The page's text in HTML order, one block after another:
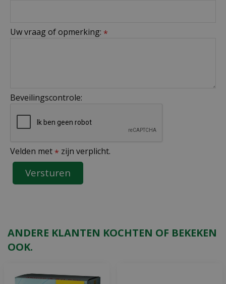
Uw vraag of opmerking: *
Beveilingscontrole:
Velden met * zijn verplicht.
ANDERE KLANTEN KOCHTEN OF BEKEKEN
OOK.